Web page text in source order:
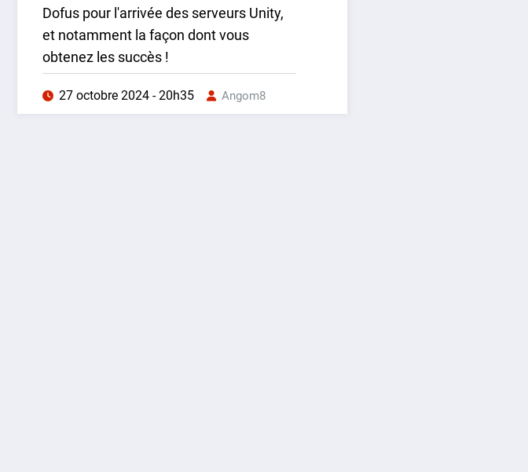
Dofus pour l'arrivée des serveurs Unity,
et notamment la façon dont vous
obtenez les succès !
27 octobre 2024 - 20h35 Angom8